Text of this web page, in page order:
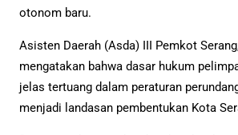
otonom baru.
Asisten Daerah (Asda) III Pemkot
mengatakan bahwa dasar hukum
jelas tertuang dalam peraturan
menjadi landasan pembentukan Kota